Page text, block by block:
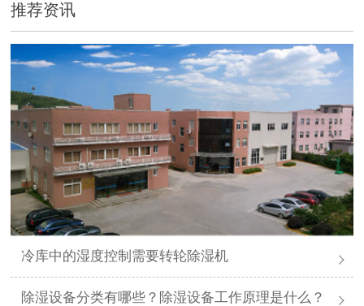
推荐资讯
冷库中的湿度控制需要转轮除湿机
除湿设备分类有哪些？除湿设备工作原理是什么？